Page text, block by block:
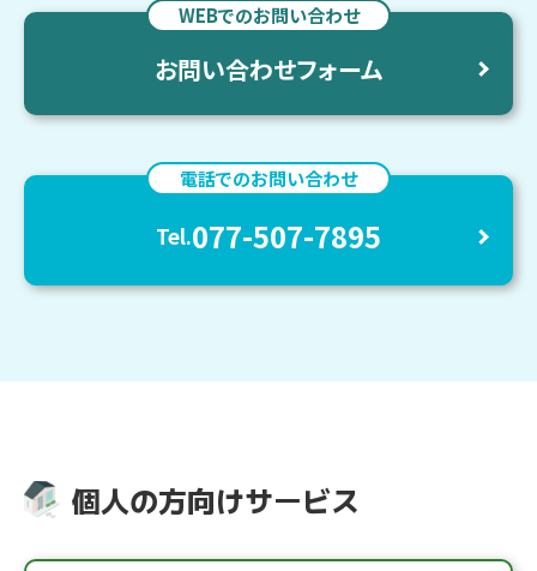
WEBでのお問い合わせ
お問い合わせフォーム
電話でのお問い合わせ
Tel.077-507-7895
個人の方向けサービス